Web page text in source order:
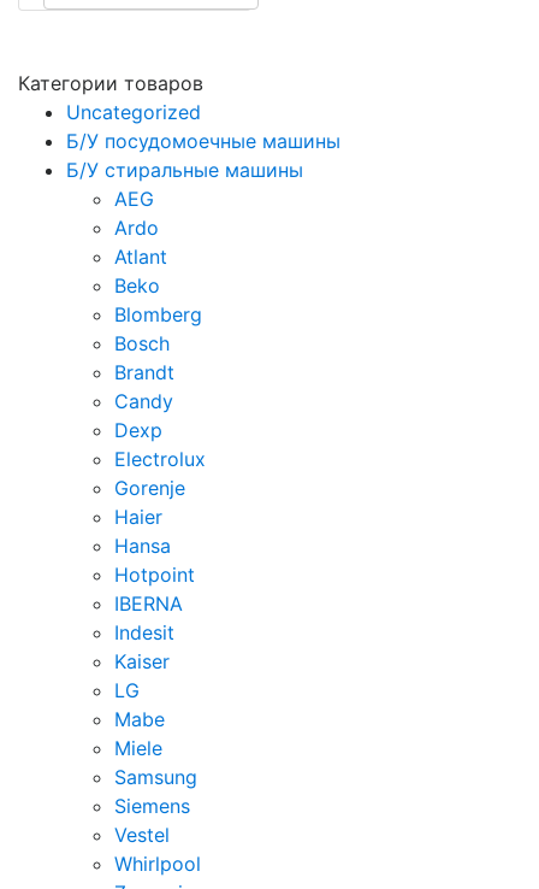
Категории товаров
Uncategorized
Б/У посудомоечные машины
Б/У стиральные машины
AEG
Ardo
Atlant
Beko
Blomberg
Bosch
Brandt
Candy
Dexp
Electrolux
Gorenje
Haier
Hansa
Hotpoint
IBERNA
Indesit
Kaiser
LG
Mabe
Miele
Samsung
Siemens
Vestel
Whirlpool